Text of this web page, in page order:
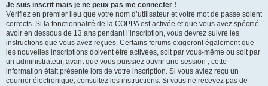
Je suis inscrit mais je ne peux pas me connecter !
Vérifiez en premier lieu que votre nom d’utilisateur et votre mot de passe soient
corrects. Si la fonctionnalité de la COPPA est activée et que vous avez spécifié
avoir en dessous de 13 ans pendant l’inscription, vous devrez suivre les
instructions que vous avez reçues. Certains forums exigeront également que
les nouvelles inscriptions doivent être activées, soit par vous-même ou soit par
un administrateur, avant que vous puissiez ouvrir une session ; cette
information était présente lors de votre inscription. Si vous aviez reçu un
courrier électronique, consultez les instructions. Si vous ne recevez pas de